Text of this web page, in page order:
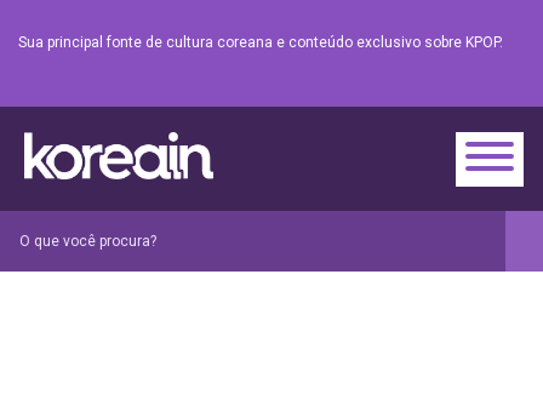
Sua principal fonte de cultura coreana e conteúdo exclusivo sobre KPOP.